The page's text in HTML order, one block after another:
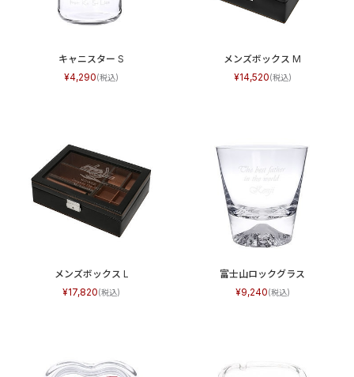
キャニスター S
4,290
メンズボックス M
14,520
メンズボックス L
17,820
富士山ロックグラス
9,240